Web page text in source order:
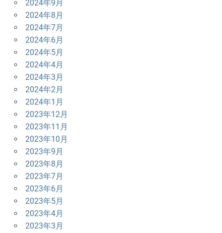
2024年9月
2024年8月
2024年7月
2024年6月
2024年5月
2024年4月
2024年3月
2024年2月
2024年1月
2023年12月
2023年11月
2023年10月
2023年9月
2023年8月
2023年7月
2023年6月
2023年5月
2023年4月
2023年3月